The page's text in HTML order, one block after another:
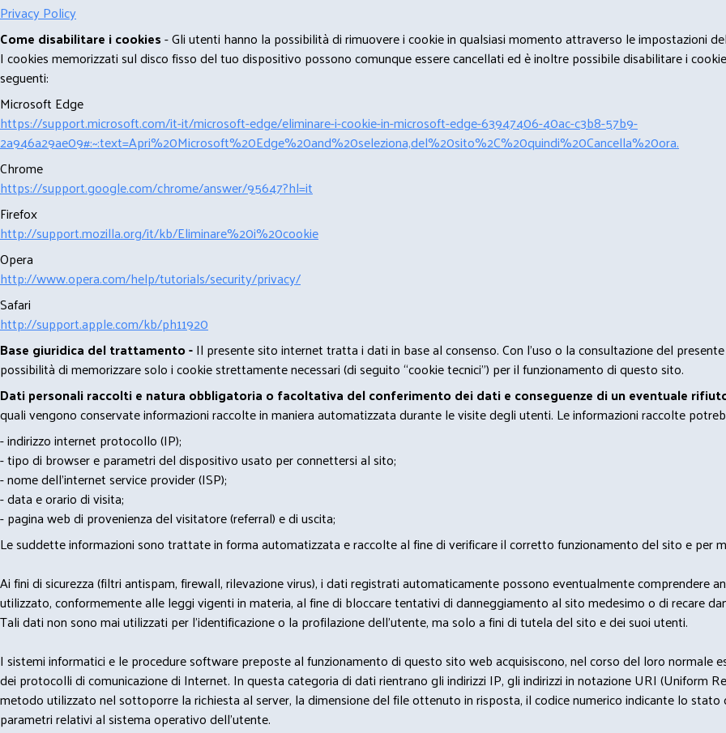
Privacy Policy
Come disabilitare i cookies- Gli utenti hanno la possibilità di rimuovere i cookie in qualsiasi momento attraverso le impostazioni
I cookies memorizzati sul disco fisso del tuo dispositivo possono comunque essere cancellati ed è inoltre possibile disabilitare i
seguenti:
Microsoft Edge
https://support.microsoft.com/it-it/microsoft-edge/eliminare-i-cookie-in-microsoft-edge-63947406-40ac-c3b8-57b9-
2a946a29ae09#:~:text=Apri%20Microsoft%20Edge%20and%20seleziona,del%20sito%2C%20quindi%20Cancella%20ora.
Chrome
https://support.google.com/chrome/answer/95647?hl=it
Firefox
http://support.mozilla.org/it/kb/Eliminare%20i%20cookie
Opera
http://www.opera.com/help/tutorials/security/privacy/
Safari
http://support.apple.com/kb/ph11920
Base giuridica del trattamento -Il presente sito internet tratta i dati in base al consenso. Con l'uso o la consultazione del
possibilità di memorizzare solo i cookie strettamente necessari (di seguito “cookie tecnici”) per il funzionamento di questo sito.
Dati personali raccolti e natura obbligatoria o facoltativa del conferimento dei dati e conseguenze di un eventuale
quali vengono conservate informazioni raccolte in maniera automatizzata durante le visite degli utenti. Le informazioni raccolte
- indirizzo internet protocollo (IP);
- tipo di browser e parametri del dispositivo usato per connettersi al sito;
- nome dell'internet service provider (ISP);
- data e orario di visita;
- pagina web di provenienza del visitatore (referral) e di uscita;
Le suddette informazioni sono trattate in forma automatizzata e raccolte al fine di verificare il corretto funzionamento del sito e per
Ai fini di sicurezza (filtri antispam, firewall, rilevazione virus), i dati registrati automaticamente possono eventualmente comprendere
utilizzato, conformemente alle leggi vigenti in materia, al fine di bloccare tentativi di danneggiamento al sito medesimo o di recare
Tali dati non sono mai utilizzati per l'identificazione o la profilazione dell'utente, ma solo a fini di tutela del sito e dei suoi utenti.
I sistemi informatici e le procedure software preposte al funzionamento di questo sito web acquisiscono, nel corso del loro normale
dei protocolli di comunicazione di Internet. In questa categoria di dati rientrano gli indirizzi IP, gli indirizzi in notazione URI (Uniform
metodo utilizzato nel sottoporre la richiesta al server, la dimensione del file ottenuto in risposta, il codice numerico indicante lo
parametri relativi al sistema operativo dell'utente.